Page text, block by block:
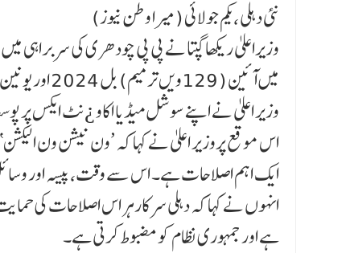
نئی دہلی ،یکم جولائی (میرا وطن نیوز)
وزیراعلیٰ ریکھا گپتا نے پی پی چودھری کی سربراہی
وزیر اعلیٰ نے اپنے سوشل میڈیا اکاو ¿نٹ ایکس پر
اس موقع پروزیر اعلیٰ نے کہا کہ ’ون نیشن ون
ایک اہم اصلاحات ہے۔ اس سے وقت، پیسہ اور وسائل
انہوں نے کہا کہ دہلی سرکارہر اس اصلاحات کی حما
ہے اور جمہوری نظام کو مضبوط کرتی ہے۔